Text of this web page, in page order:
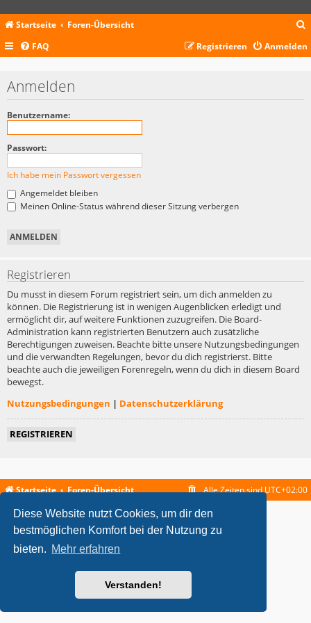
Diese Website nutzt Cookies, um dir den
bestmöglichen Komfort bei der Nutzung zu
bieten. Mehr erfahren
Verstanden!
Startseite Foren-Übersicht
c
FAQ Anmelden
Registrieren
Anmelden
Benutzername:
Passwort:
Ich habe mein Passwort vergessen
Angemeldet bleiben
Meinen Online-Status während dieser Sitzung verbergen
Registrieren
Du musst in diesem Forum registriert sein, um dich anmelden zu
können. Die Registrierung ist in wenigen Augenblicken erledigt und
ermöglicht dir, auf weitere Funktionen zuzugreifen. Die Board-
Administration kann registrierten Benutzern auch zusätzliche
Berechtigungen zuweisen. Beachte bitte unsere Nutzungsbedingungen
und die verwandten Regelungen, bevor du dich registrierst. Bitte
beachte auch die jeweiligen Forenregeln, wenn du dich in diesem Board
bewegst.
Nutzungsbedingungen | Datenschutzerklärung
REGISTRIEREN
Startseite Foren-Übersicht Alle Zeiten sindUTC+02:00
metrolike style byEric SeguinUpdated for phpBB3.2 by
Powered byphpBB ® Forum Software © phpBB Limited
phpBB.de
Datenschutz